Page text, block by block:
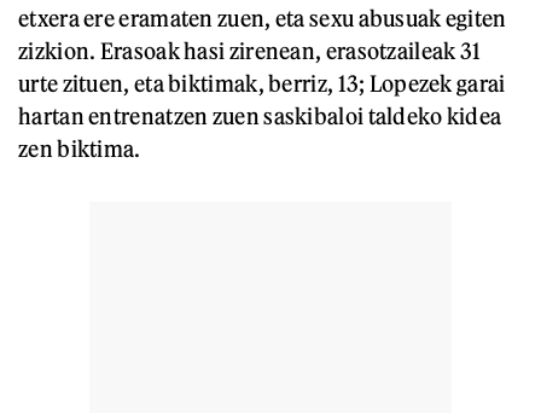
etxera ere eramaten zuen, eta sexu abusuak egiten
zizkion. Erasoak hasi zirenean, erasotzaileak 31
urte zituen, eta biktimak, berriz, 13; Lopezek garai
hartan entrenatzen zuen saskibaloi taldeko kidea
zen biktima.